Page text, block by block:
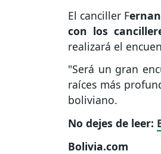
El canciller F
con los
realizará el
"Será un gran
raíces más
boliviano.
No dejes de leer:
Bolivia.com